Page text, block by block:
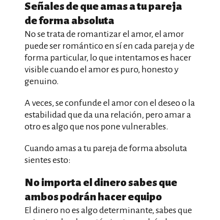
Señales de que amas a tu pareja
de forma absoluta
No se trata de romantizar el amor, el amor
puede ser romántico en sí en cada pareja y de
forma particular, lo que intentamos es hacer
visible cuando el amor es puro, honesto y
genuino.
A veces, se confunde el amor con el deseo o la
estabilidad que da una relación, pero amar a
otro es algo que nos pone vulnerables.
Cuando amas a tu pareja de forma absoluta
sientes esto:
No importa el dinero sabes que
ambos podrán hacer equipo
El dinero no es algo determinante, sabes que